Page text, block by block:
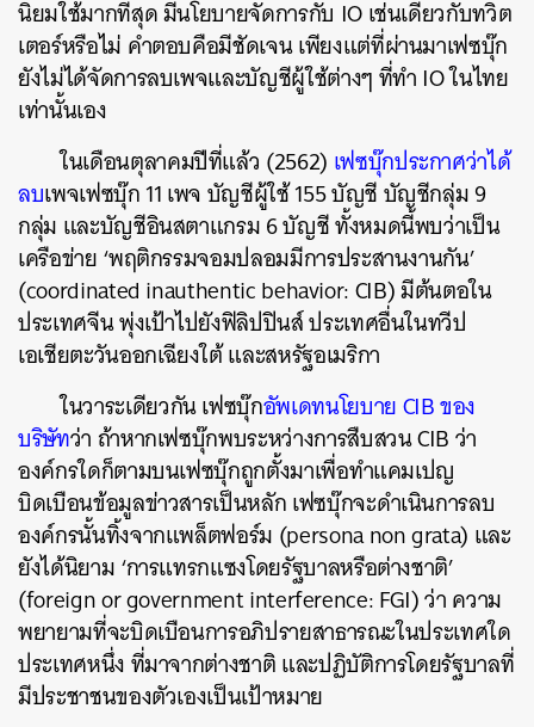
นิยมใช้มากที่สุดมีนโยบายจัดการกับ IOเช่นเดียวกับทวิต
เตอร์หรือไม่ คำตอบคือมีชัดเจนเพียงแต่ที่ผ่านมาเฟซบุ๊ก
ยังไม่ได้จัดการลบเพจและบัญชีผู้ใช้ต่างๆที่ทำ IOในไทย
เท่านั้นเอง
ในเดือนตุลาคมปีที่แล้ว (2562) เฟซบุ๊กประกาศว่าได้
ลบเพจเฟซบุ๊ก11เพจบัญชีผู้ใช้155บัญชีบัญชีกลุ่ม9
กลุ่ม และบัญชีอินสตาแกรม6บัญชีทั้งหมดนี้พบว่าเป็น
เครือข่าย‘พฤติกรรมจอมปลอมมีการประสานงานกัน’
(coordinated inauthentic behavior: CIB)มีต้นตอใน
ประเทศจีนพุ่งเป้าไปยังฟิลิปปินส์ประเทศอื่นในทวีป
เอเชียตะวันออกเฉียงใต้และสหรัฐอเมริกา
ในวาระเดียวกันเฟซบุ๊กอัพเดทนโยบายCIBของ
บริษัทว่า ถ้าหากเฟซบุ๊กพบระหว่างการสืบสวนCIBว่า
องค์กรใดก็ตามบนเฟซบุ๊กถูกตั้งมาเพื่อทำแคมเปญ
บิดเบือนข้อมูลข่าวสารเป็นหลักเฟซบุ๊กจะดำเนินการลบ
องค์กรนั้นทิ้งจากแพล็ตฟอร์ม (persona non grata) และ
ยังได้นิยาม‘การแทรกแซงโดยรัฐบาลหรือต่างชาติ’
(foreign or government interference: FGI)ว่าความ
พยายามที่จะบิดเบือนการอภิปรายสาธารณะในประเทศใด
ประเทศหนึ่งที่มาจากต่างชาติและปฏิบัติการโดยรัฐบาลที่
มีประชาชนของตัวเองเป็นเป้าหมาย